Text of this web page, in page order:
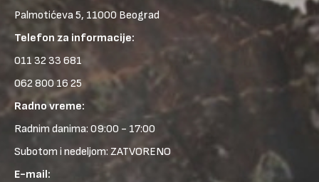
Palmotićeva 5, 11000 Beograd
Telefon za informacije:
011 32 33 681
062 800 16 25
Radno vreme:
Radnim danima: 09:00 - 17:00
Subotom i nedeljom: ZATVORENO
E-mail: